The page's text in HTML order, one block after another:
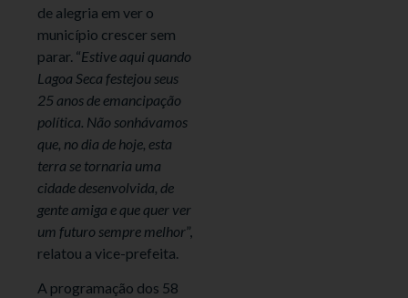
de alegria em ver o
município crescer sem
parar. “Estive aqui quando
Lagoa Seca festejou seus
25 anos de emancipação
política. Não sonhávamos
que, no dia de hoje, esta
terra se tornaria uma
cidade desenvolvida, de
gente amiga e que quer ver
um futuro sempre melhor”,
relatou a vice-prefeita.
A programação dos 58